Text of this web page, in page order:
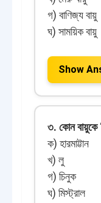
গ) বাণিজ্য বায়ু
ঘ) সাময়িক বায়ু
Show
৩. কোন
ক) হারমাট্টান
খ) লু
গ) চিনুক
ঘ) মিস্ট্রাল